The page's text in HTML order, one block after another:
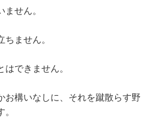
せん。
ません。
できません。
お構いなしに、それを蹴散らす野